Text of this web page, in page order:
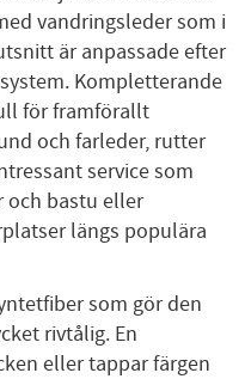
vandringsleder som i
är anpassade efter
Kompletterande
för framförallt
och farleder, rutter
service som
bastu eller
längs populära
som gör den
rivtålig. En
eller tappar färgen